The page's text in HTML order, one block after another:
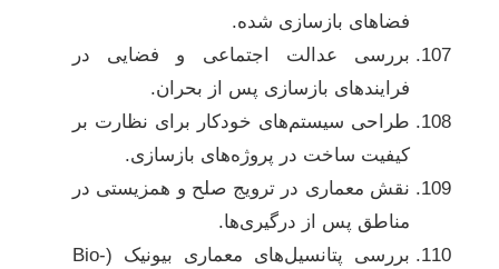
فضاهای بازسازی شده.
بررسی عدالت اجتماعی و فضایی در
فرایندهای بازسازی پس از بحران.
طراحی سیستم‌های خودکار برای نظارت بر
کیفیت ساخت در پروژه‌های بازسازی.
نقش معماری در ترویج صلح و همزیستی در
مناطق پس از درگیری‌ها.
بررسی پتانسیل‌های معماری بیونیک (Bio-